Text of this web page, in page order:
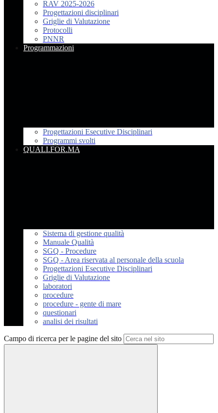
RAV 2025-2026
Progettazioni disciplinari
Griglie di Valutazione
Protocolli
PNNR
Programmazioni
Progettazioni Esecutive Disciplinari
Programmi svolti
QUALI.FOR.MA
Sistema di gestione qualità
Manuale Qualità
SGQ - Procedure
SGQ - Area riservata al personale della scuola
Progettazioni Esecutive Disciplinari
Griglie di Valutazione
laboratori
procedure
procedure - gente di mare
questionari
analisi dei risultati
Campo di ricerca per le pagine del sito